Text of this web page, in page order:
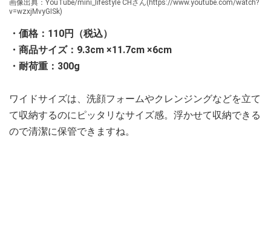
画像出典：YouTube/mini_lifestyle CHさん(https://www.youtube.com/watch?
v=wzxjMvyGISk)
・価格：110円（税込）
・商品サイズ：9.3cm ×11.7cm ×6cm
・耐荷重：300g
ワイドサイズは、洗顔フォームやクレンジングなどを立て
て収納するのにピッタリなサイズ感。浮かせて収納できる
ので清潔に保管できますね。